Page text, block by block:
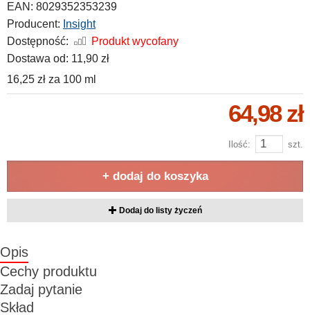
EAN: 8029352353239
Producent: Insight
Dostępność:
Produkt wycofany
Dostawa od: 11,90 zł
16,25 zł za 100 ml
64,98 zł
Ilość: szt.
+ dodaj do koszyka
Dodaj do listy życzeń
Opis
Cechy produktu
Zadaj pytanie
Skład